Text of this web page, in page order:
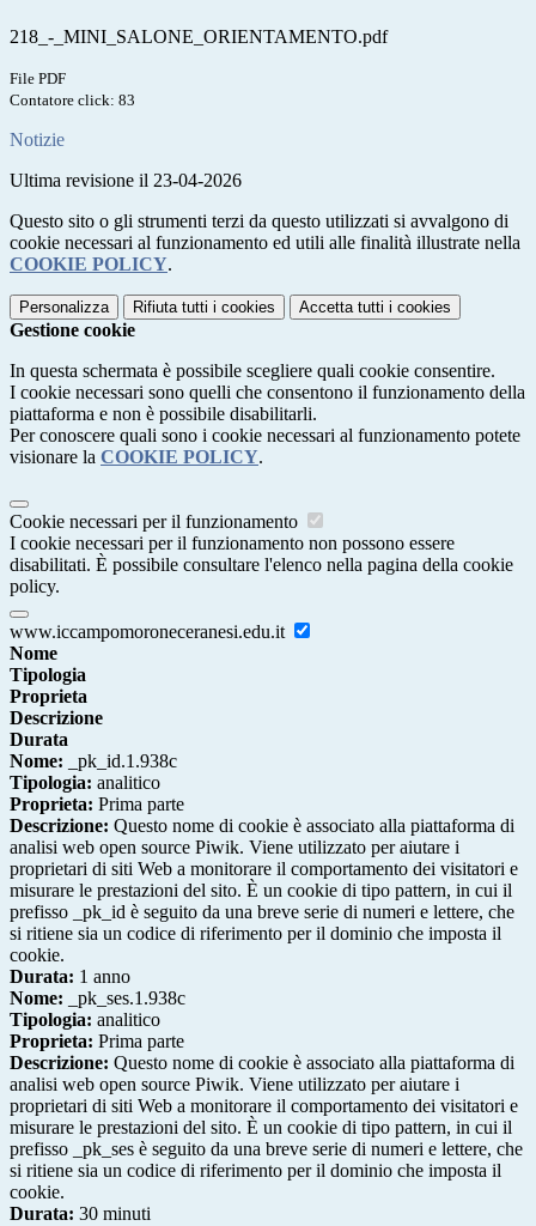
218_-_MINI_SALONE_ORIENTAMENTO.pdf
File PDF
Contatore click: 83
Notizie
Ultima revisione il 23-04-2026
Questo sito o gli strumenti terzi da questo utilizzati si avvalgono di
cookie necessari al funzionamento ed utili alle finalità illustrate nella
COOKIE POLICY.
Personalizza Rifiuta tutti i cookies Accetta tutti i cookies
Gestione cookie
In questa schermata è possibile scegliere quali cookie consentire.
I cookie necessari sono quelli che consentono il funzionamento della
piattaforma e non è possibile disabilitarli.
Per conoscere quali sono i cookie necessari al funzionamento potete
visionare la COOKIE POLICY.
Cookie necessari per il funzionamento
I cookie necessari per il funzionamento non possono essere
disabilitati. È possibile consultare l'elenco nella pagina della cookie
policy.
www.iccampomoroneceranesi.edu.it
Nome
Tipologia
Proprieta
Descrizione
Durata
Nome: _pk_id.1.938c
Tipologia: analitico
Proprieta: Prima parte
Descrizione: Questo nome di cookie è associato alla piattaforma di
analisi web open source Piwik. Viene utilizzato per aiutare i
proprietari di siti Web a monitorare il comportamento dei visitatori e
misurare le prestazioni del sito. È un cookie di tipo pattern, in cui il
prefisso _pk_id è seguito da una breve serie di numeri e lettere, che
si ritiene sia un codice di riferimento per il dominio che imposta il
cookie.
Durata: 1 anno
Nome: _pk_ses.1.938c
Tipologia: analitico
Proprieta: Prima parte
Descrizione: Questo nome di cookie è associato alla piattaforma di
analisi web open source Piwik. Viene utilizzato per aiutare i
proprietari di siti Web a monitorare il comportamento dei visitatori e
misurare le prestazioni del sito. È un cookie di tipo pattern, in cui il
prefisso _pk_ses è seguito da una breve serie di numeri e lettere, che
si ritiene sia un codice di riferimento per il dominio che imposta il
cookie.
Durata: 30 minuti